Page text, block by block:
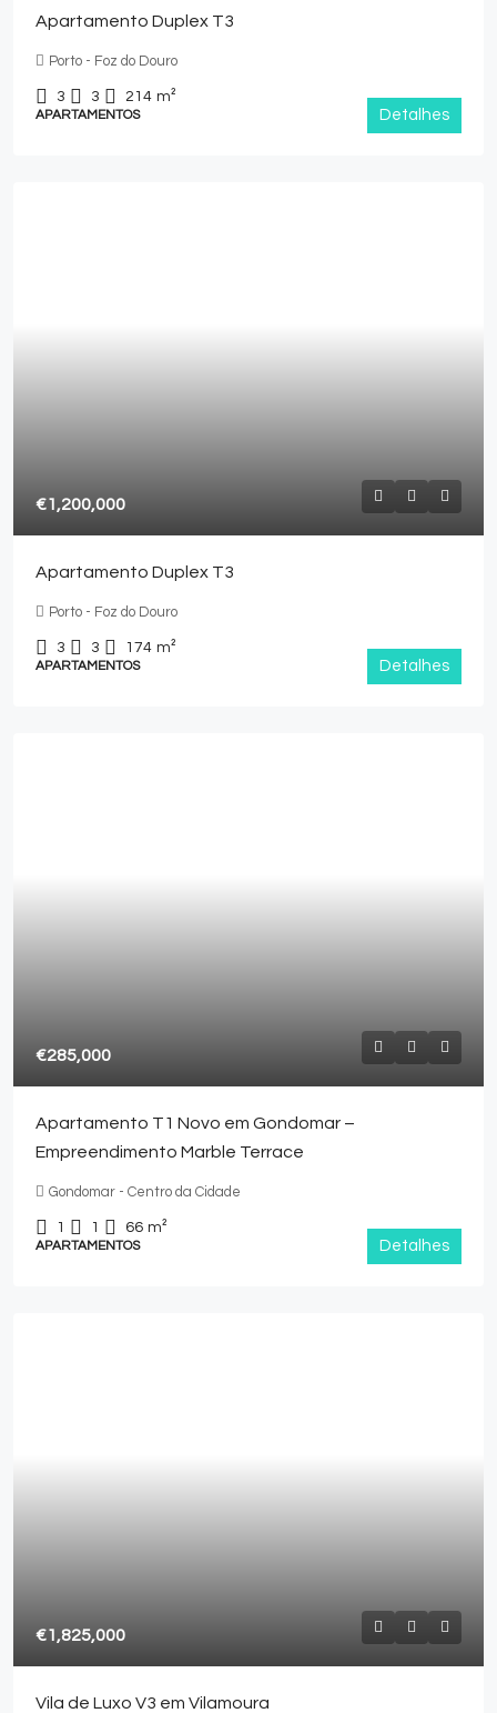
Apartamento Duplex T3
Porto - Foz do Douro
3 3 214 m²
APARTAMENTOS Detalhes
€1,200,000
Apartamento Duplex T3
Porto - Foz do Douro
3 3 174 m²
APARTAMENTOS Detalhes
€285,000
Apartamento T1 Novo em Gondomar –
Empreendimento Marble Terrace
Gondomar - Centro da Cidade
1 1 66 m²
APARTAMENTOS Detalhes
€1,825,000
Vila de Luxo V3 em Vilamoura